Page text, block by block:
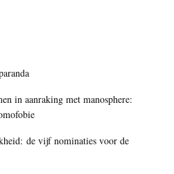
in aanraking met manosphere:
de vijf nominaties voor de